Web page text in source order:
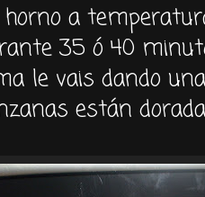
a
35 ó 40
le vais dando
están